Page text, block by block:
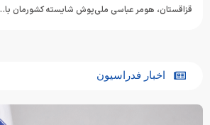
قزاقستان، هومر عباسی ملی‌پوش شایسته کشورمان با…
اخبار فدراسیون